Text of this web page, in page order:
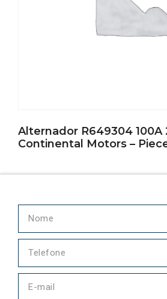
Alternador R649304 100A
Continental Motors –